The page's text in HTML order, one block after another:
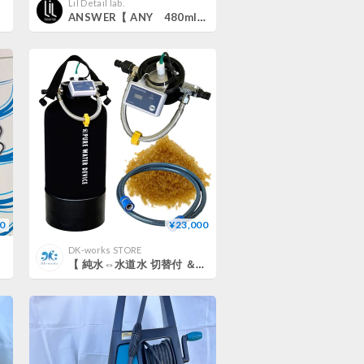
Lil Detail lab.
ANSWER【 ANY 480ml 】
¥23,000
DK-works STORE
【 純水⇔水道水 切替付 ＆ TDSモニター付モデル 】 DK PURE WATER DEVICE 10L（洗車用純水器）